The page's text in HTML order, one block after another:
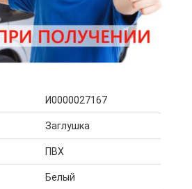
И0000027167
Заглушка
ПВХ
Белый